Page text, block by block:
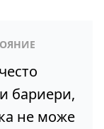
бариери,
не може